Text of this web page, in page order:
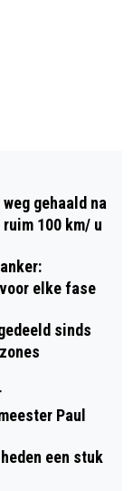
ZIEN!
gehaald na
100 km/ u
elke fase
sinds
Paul
een stuk